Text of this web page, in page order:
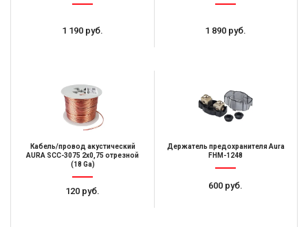
1 190 руб. 1 890 руб.
Кабель/провод акустический
AURA SCС-3075 2x0,75 отрезной
(18 Ga)
120 руб.
Держатель предохранителя Aura
FHM-1248
600 руб.